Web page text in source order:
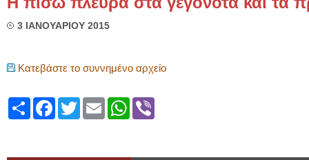
3 ΙΑΝΟΥΑΡΙΟΥ 2015
Κατεβάστε το συννημένο αρχείο
ShareFacebook
TwitterEmailWhatsApp